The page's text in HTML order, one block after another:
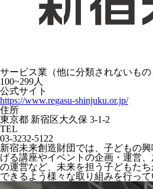
サービス業（他に分類されないもの
100~299人
公式サイト
https://www.regasu-shinjuku.or.jp/
住所
東京都 新宿区大久保 3-1-2
TEL
03-3232-5122
新宿未来創造財団では、子どもの
げる講座やイベントの企画・運営
の運営など、未来を担う子どもた
できるよう様々な取り組みを行って